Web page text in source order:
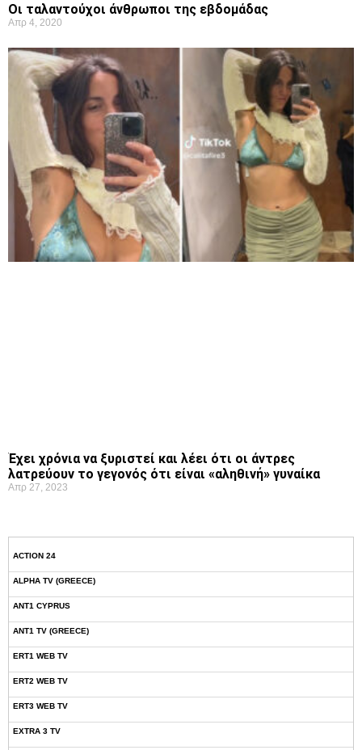
Οι ταλαντούχοι άνθρωποι της εβδομάδας
Απρ 4, 2020
Έχει χρόνια να ξυριστεί και λέει ότι οι άντρες
λατρεύουν το γεγονός ότι είναι «αληθινή» γυναίκα
Απρ 27, 2023
ACTION 24
ALPHA TV (GREECE)
ANT1 CYPRUS
ANT1 TV (GREECE)
ERT1 WEB TV
ERT2 WEB TV
ERT3 WEB TV
EXTRA 3 TV